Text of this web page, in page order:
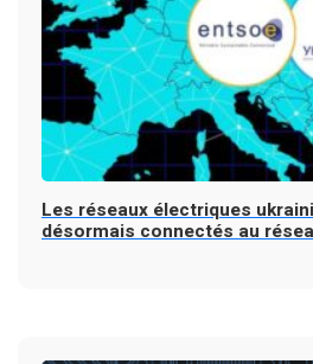
Les réseaux électriques
désormais connectés au